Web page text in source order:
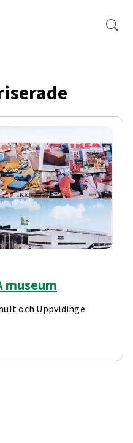
museum
och Uppvidinge